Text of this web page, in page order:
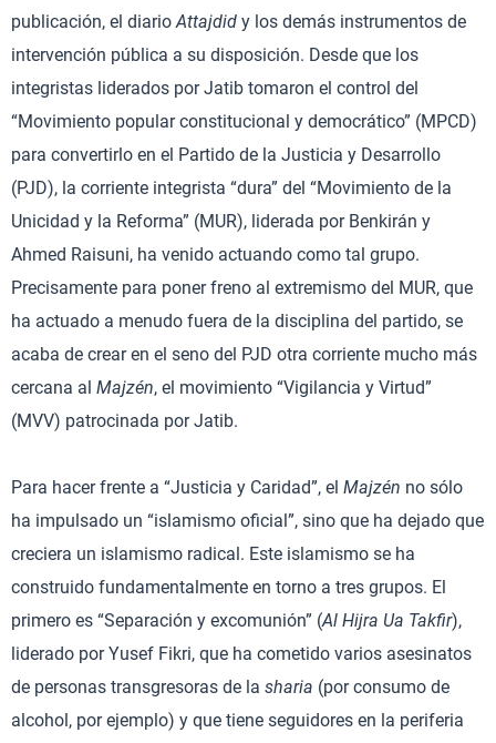
publicación, el diarioAttajdid y los demás instrumentos de
intervención pública a su disposición. Desde que los
integristas liderados por Jatib tomaron el control del
“Movimiento popular constitucional y democrático” (MPCD)
para convertirlo en el Partido de la Justicia y Desarrollo
(PJD), la corriente integrista “dura” del “Movimiento de la
Unicidad y la Reforma” (MUR), liderada por Benkirán y
Ahmed Raisuni, ha venido actuando como tal grupo.
Precisamente para poner freno al extremismo del MUR, que
ha actuado a menudo fuera de la disciplina del partido, se
acaba de crear en el seno del PJD otra corriente mucho más
cercana al Majzén, el movimiento “Vigilancia y Virtud”
(MVV) patrocinada por Jatib.
Para hacer frente a “Justicia y Caridad”, el Majzén no sólo
ha impulsado un “islamismo oficial”, sino que ha dejado que
creciera un islamismo radical. Este islamismo se ha
construido fundamentalmente en torno a tres grupos. El
primero es “Separación y excomunión” (Al Hijra Ua Takfir),
liderado por Yusef Fikri, que ha cometido varios asesinatos
de personas transgresoras de la sharia (por consumo de
alcohol, por ejemplo) y que tiene seguidores en la periferia